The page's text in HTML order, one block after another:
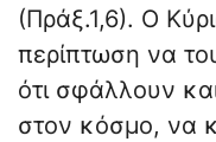
(Πράξ.1,6). Ο
περίπτωση να
ότι σφάλλουν
στον κόσμο, να